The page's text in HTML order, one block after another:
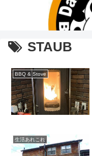
STAUB
BBQ & Stove
生活あれこれ